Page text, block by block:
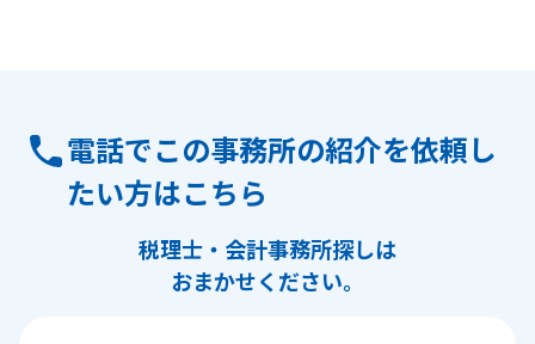
電話でこの事務所の紹介を依頼し
たい方はこちら
税理士・会計事務所探しは
おまかせください。